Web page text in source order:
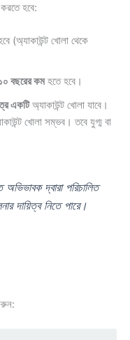
করতে হবে:
(অ্যাকাউন্ট খোলা থেকে
বছরের কমহতে হবে।
একটিঅ্যাকাউন্ট খোলা যাবে।
খোলা সম্ভব। তবে যুগ্ম বা
দ্বারা পরিচালিত
দায়িত্ব নিতে পারে।